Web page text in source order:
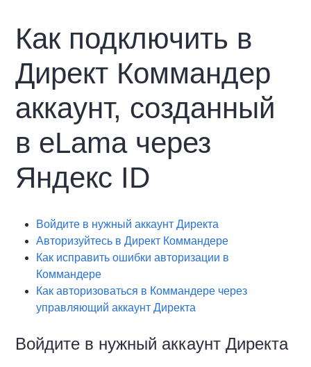
Как подключить в
Директ Коммандер
аккаунт, созданный
в eLama через
Яндекс ID
Войдите в нужный аккаунт Директа
Авторизуйтесь в Директ Коммандере
Как исправить ошибки авторизации в
Коммандере
Как авторизоваться в Коммандере через
управляющий аккаунт Директа
Войдите в нужный аккаунт Директа